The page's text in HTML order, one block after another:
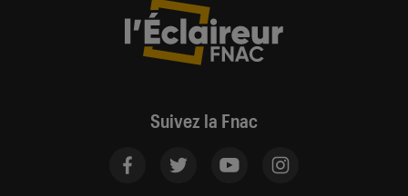
Suivez la Fnac